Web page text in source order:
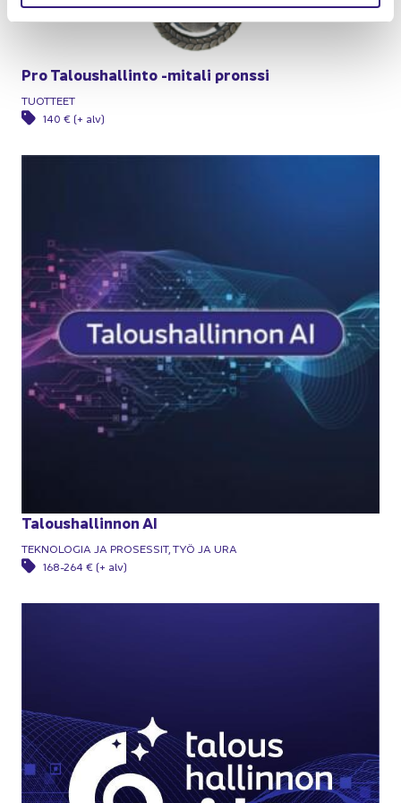
Pro Ta­lous­hal­lin­to -​mitali prons­si
TUOT­TEET
140 € (+ alv)
Ta­lous­hal­lin­non AI
TEK­NO­LO­GIA JA PRO­SES­SIT, TYÖ JA URA
168-264 € (+ alv)